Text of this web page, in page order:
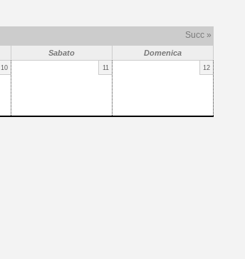
Succ »
Sabato Domenica
10 11 12